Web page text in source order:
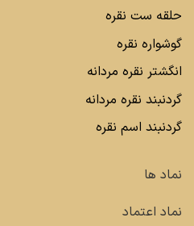
حلقه ست نقره
گوشواره نقره
انگشتر نقره مردانه
گردنبند نقره مردانه
گردنبند اسم نقره
نماد ها
نماد اعتماد